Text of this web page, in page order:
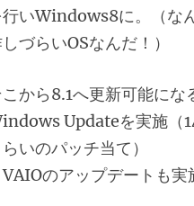
行いWindows8に。（な
づらいOSなんだ！）
から8.1へ更新可能にな
Updateを実施（
らいのパッチ当て）
VAIOのアップデートも実